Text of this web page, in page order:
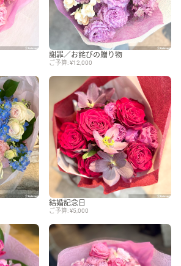
謝罪／お詫びの贈り物
ご予算: ¥12,000
結婚記念日
ご予算: ¥5,000